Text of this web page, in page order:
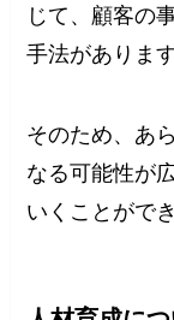
じて、顧客の
手法があります
そのため、あ
なる可能性が
いくことがで